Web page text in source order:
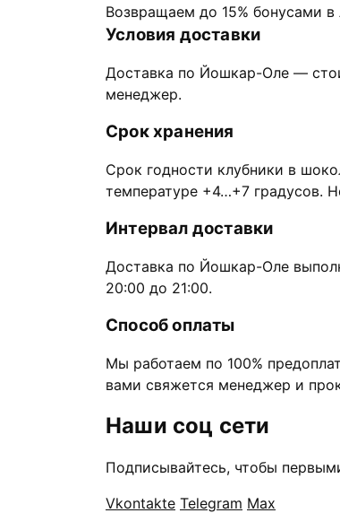
Возвращаем до 15% бонусами в
Условия доставки
Доставка по Йошкар-Оле —
менеджер.
Срок хранения
Срок годности клубники в
температуре +4…+7 градусов.
Интервал доставки
Доставка по Йошкар-Оле
20:00 до 21:00.
Способ оплаты
Мы работаем по 100%
вами свяжется менеджер и
Наши соц сети
Подписывайтесь, чтобы
Vkontakte Telegram Max